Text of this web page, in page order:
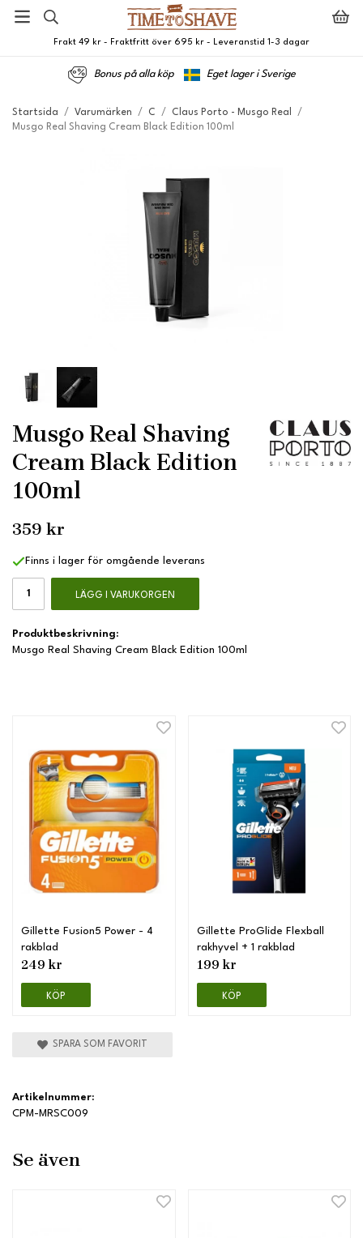
Frakt 49 kr - Fraktfritt över 695 kr - Leveranstid 1-3 dagar
Bonus på alla köp Eget lager i Sverige
Startsida / Varumärken / C / Claus Porto - Musgo Real
/
Musgo Real Shaving Cream Black Edition 100ml
Musgo Real Shaving
Cream Black Edition
100ml
359 kr
Finns i lager för omgående leverans
LÄGG I VARUKORGEN
Produktbeskrivning:
Musgo Real Shaving Cream Black Edition 100ml
Gillette Fusion5 Power - 4
rakblad
249 kr
KÖP
Gillette ProGlide Flexball
rakhyvel + 1 rakblad
199 kr
KÖP
SPARA SOM FAVORIT
Artikelnummer:
CPM-MRSC009
Se även